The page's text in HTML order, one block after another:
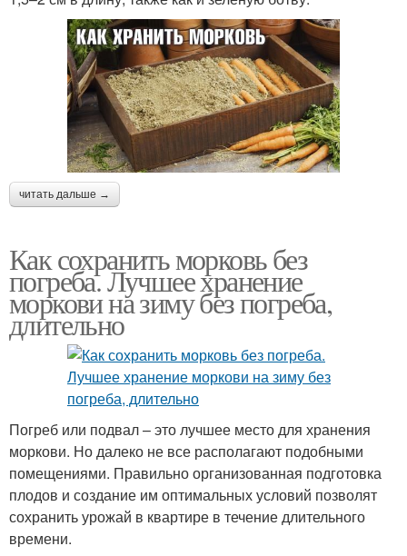
читать дальше →
Как сохранить морковь без
погреба. Лучшее хранение
моркови на зиму без погреба,
длительно
Погреб или подвал – это лучшее место для хранения
моркови. Но далеко не все располагают подобными
помещениями. Правильно организованная подготовка
плодов и создание им оптимальных условий позволят
сохранить урожай в квартире в течение длительного
времени.